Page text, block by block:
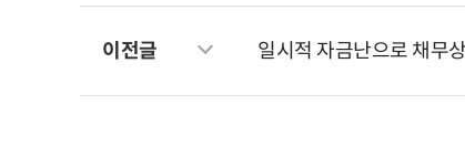
이전글 일시적 자금난으로 채무